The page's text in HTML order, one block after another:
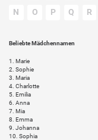
N O P Q R
Beliebte Mädchennamen
1.
Marie
2. Sophie
3. Maria
4. Charlotte
5. Emilia
6. Anna
7. Mia
8. Emma
9. Johanna
10. Sophia